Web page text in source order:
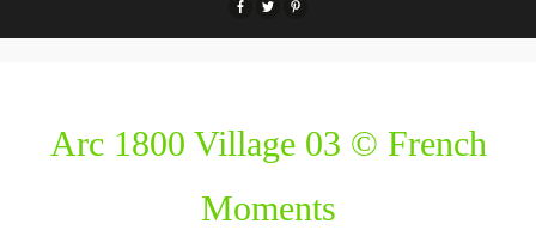
Arc 1800 Village 03 © French
Moments